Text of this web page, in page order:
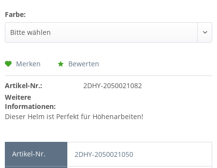
Farbe:
Merken Bewerten
Artikel-Nr.:
2DHY-2050021082
Weitere
Informationen:
Dieser Helm ist Perfekt für Höhenarbeiten!
2DHY-2050021050